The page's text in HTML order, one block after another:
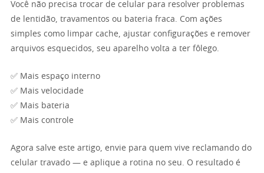
Você não precisa trocar de celular para resolver problemas
de lentidão, travamentos ou bateria fraca. Com ações
simples como limpar cache, ajustar configurações e remover
arquivos esquecidos, seu aparelho volta a ter fôlego.
✅ Mais espaço interno
✅ Mais velocidade
✅ Mais bateria
✅ Mais controle
Agora salve este artigo, envie para quem vive reclamando do
celular travado — e aplique a rotina no seu. O resultado é